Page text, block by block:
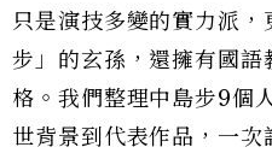
只是演技多變的實力派
步」的玄孫，還擁有國
格。我們整理中島步9個
世背景到代表作品，一